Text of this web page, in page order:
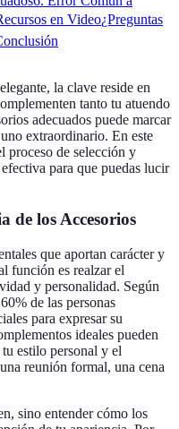
en Video¿Preguntas
la clave reside en
tanto tu atuendo
adecuados puede marcar
extraordinario. En este
proceso de selección y
para que puedas lucir
de los Accesorios
que aportan carácter y
función es realzar el
y personalidad. Según
de las personas
para expresar su
ideales pueden
estilo personal y el
reunión formal, una cena
sino entender cómo los